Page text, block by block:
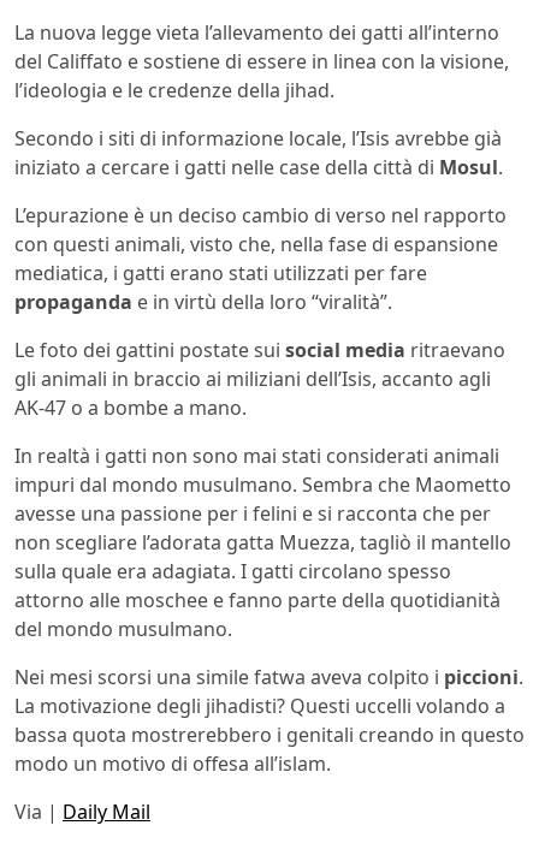
La nuova legge vieta l’allevamento dei gatti all’interno
del Califfato e sostiene di essere in linea con la visione,
l’ideologia e le credenze della jihad.
Secondo i siti di informazione locale, l’Isis avrebbe già
iniziato a cercare i gatti nelle case della città di Mosul.
L’epurazione è un deciso cambio di verso nel rapporto
con questi animali, visto che, nella fase di espansione
mediatica, i gatti erano stati utilizzati per fare
propaganda e in virtù della loro “viralità”.
Le foto dei gattini postate sui social media ritraevano
gli animali in braccio ai miliziani dell’Isis, accanto agli
AK-47 o a bombe a mano.
In realtà i gatti non sono mai stati considerati animali
impuri dal mondo musulmano. Sembra che Maometto
avesse una passione per i felini e si racconta che per
non scegliare l’adorata gatta Muezza, tagliò il mantello
sulla quale era adagiata. I gatti circolano spesso
attorno alle moschee e fanno parte della quotidianità
del mondo musulmano.
Nei mesi scorsi una simile fatwa aveva colpito i piccioni.
La motivazione degli jihadisti? Questi uccelli volando a
bassa quota mostrerebbero i genitali creando in questo
modo un motivo di offesa all’islam.
Via | Daily Mail